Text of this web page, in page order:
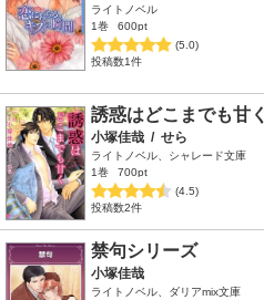
ライトノベル
1巻
600pt
(5.0)
投稿数1件
誘惑はどこまでも甘く
小塚佳哉 / せら
ライトノベル、シャレード文庫
1巻
700pt
(4.5)
投稿数2件
禁句シリーズ
小塚佳哉
ライトノベル、ダリアmix文庫